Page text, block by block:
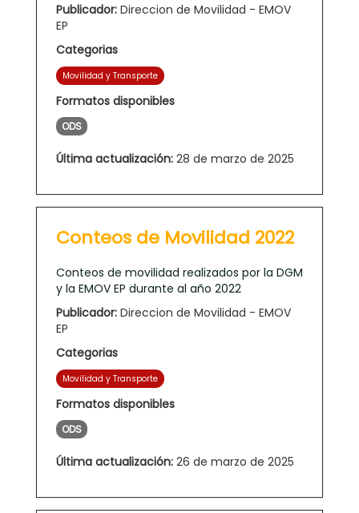
Publicador: Direccion de Movilidad - EMOV
EP
Categorias
Movilidad y Transporte
Formatos disponibles
ODS
Última actualización: 28 de marzo de 2025
Conteos de Movilidad 2022
Conteos de movilidad realizados por la DGM
y la EMOV EP durante al año 2022
Publicador: Direccion de Movilidad - EMOV
EP
Categorias
Movilidad y Transporte
Formatos disponibles
ODS
Última actualización: 26 de marzo de 2025